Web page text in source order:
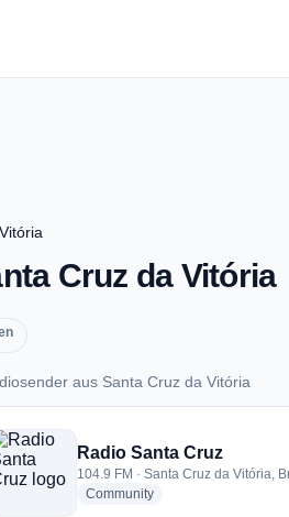
Cruz da Vitória
aus Santa Cruz da Vitória
aus Santa Cruz da Vitória
Radio Santa Cruz
104.9 FM · Santa Cruz da Vitória,
Communityradio stations